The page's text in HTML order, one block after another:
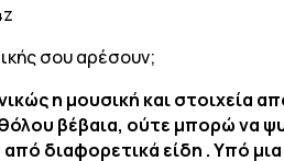
σου αρέσουν;
η μουσική και στοιχεία
βέβαια, ούτε μπορώ να
από διαφορετικά είδη . Υπό